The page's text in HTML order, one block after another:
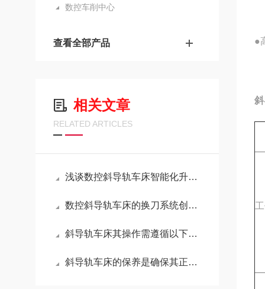
数控车削中心
查看全部产品
相关文章
RELATED ARTICLES
浅谈数控斜导轨车床智能化升级方向
数控斜导轨车床的换刀系统创新技术你知道吗？
斜导轨车床其操作需遵循以下步骤
斜导轨车床的保养是确保其正常运行的关键
●